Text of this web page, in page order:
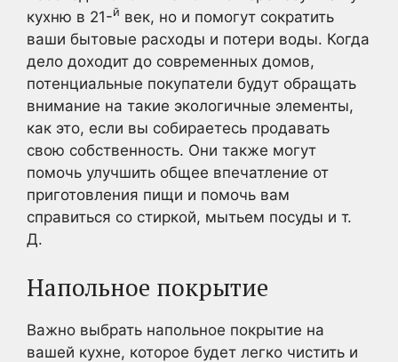
кухню в 21-й век, но и помогут сократить
ваши бытовые расходы и потери воды. Когда
дело доходит до современных домов,
потенциальные покупатели будут обращать
внимание на такие экологичные элементы,
как это, если вы собираетесь продавать
свою собственность. Они также могут
помочь улучшить общее впечатление от
приготовления пищи и помочь вам
справиться со стиркой, мытьем посуды и т.
Д.
Напольное покрытие
Важно выбрать напольное покрытие на
вашей кухне, которое будет легко чистить и